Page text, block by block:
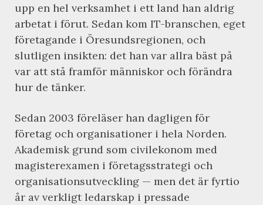
upp en hel verksamhet i ett land han aldrig
arbetat i förut. Sedan kom IT-branschen, eget
företagande i Öresundsregionen, och
slutligen insikten: det han var allra bäst på
var att stå framför människor och förändra
hur de tänker.
Sedan 2003 föreläser han dagligen för
företag och organisationer i hela Norden.
Akademisk grund som civilekonom med
magisterexamen i företagsstrategi och
organisationsutveckling — men det är fyrtio
år av verkligt ledarskap i pressade